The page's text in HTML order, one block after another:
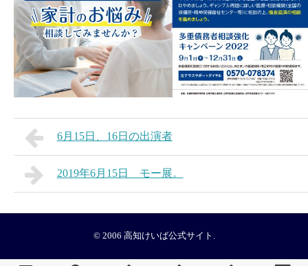
6月15日、16日の出演者
2019年6月15日 モー展。
© 2006 高知けいば公式サイト .